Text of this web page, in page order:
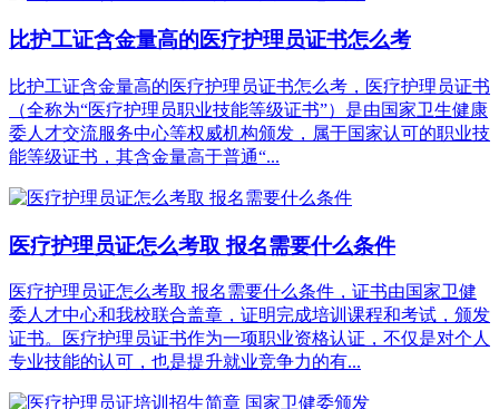
比护工证含金量高的医疗护理员证书怎么考
比护工证含金量高的医疗护理员证书怎么考，‌医疗护理员证书‌
（全称为“医疗护理员职业技能等级证书”）是由国家卫生健康
委人才交流服务中心等权威机构颁发，属于国家认可的职业技
能等级证书，其含金量‌高于普通“...
医疗护理员证怎么考取 报名需要什么条件
医疗护理员证怎么考取 报名需要什么条件，证书由国家卫健
委人才中心和我校联合盖章，证明完成培训课程和考试，颁发
证书。医疗护理员证书作为一项职业资格认证，不仅是对个人
专业技能的认可，也是提升就业竞争力的有...